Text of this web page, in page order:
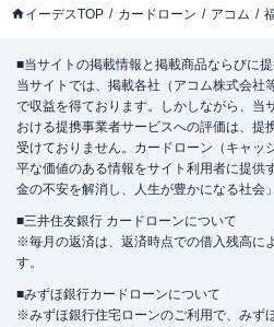
イーデスTOP カードローン アコム
■当サイトの掲載情報と掲載商品ならびに
当サイトでは、掲載各社（アコム株式会社
で収益を得ております。しかしながら、当
おける提携事業者サービスへの評価は、提
受けておりません。カードローン（キャッ
平な価値のある情報をサイト利用者に提供
金の不安を解消し、人生が豊かになる社会
■三井住友銀行 カードローンについて
※毎月の返済は、返済時点での借入残高に
す。
■みずほ銀行カードローンについて
※みずほ銀行住宅ローンのご利用で、みず